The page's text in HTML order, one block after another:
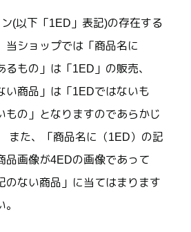
(以下「1ED」表記)の存在する
当ショップでは「商品名に
るもの」は「1ED」の販売、
い商品」は「1EDではないも
もの」となりますのであらかじ
また、「商品名に（1ED）の記
品画像が4EDの画像であって
のない商品」に当てはまります